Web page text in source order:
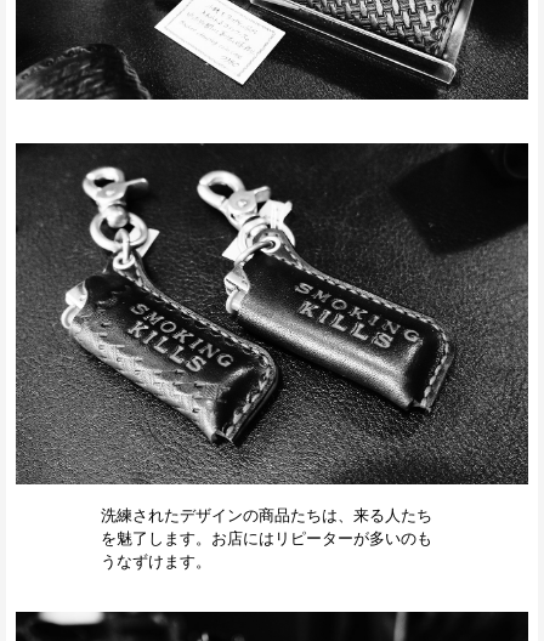
洗練されたデザインの商品たちは、来る人たち
を魅了します。お店にはリピーターが多いのも
うなずけます。